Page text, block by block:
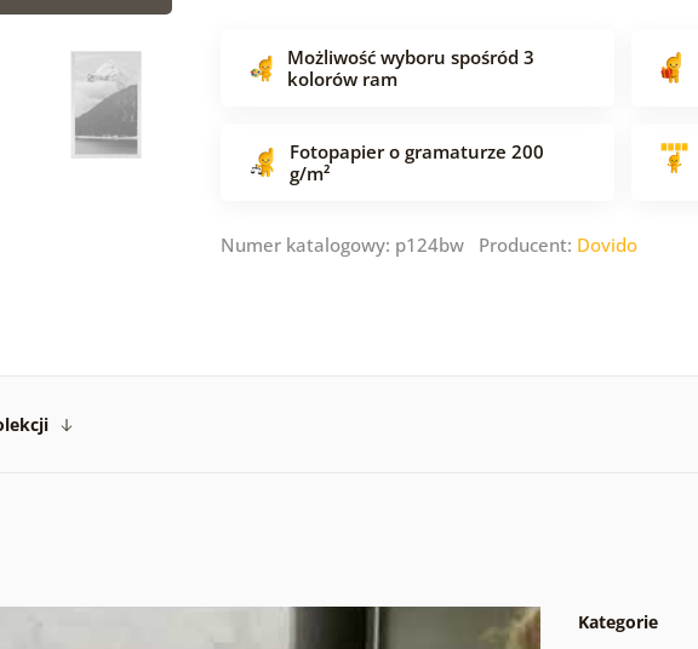
Możliwość wyboru spośród 3
kolorów ram
Fotopapier o gramaturze 200
g/m²
Numer katalogowy: p124bw Producent: Dovido
Kategorie